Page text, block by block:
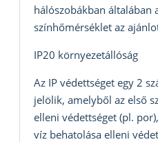
hálószobákban általában
színhőmérséklet az
IP20 környezetállóság
Az IP védettséget egy 2
jelölik, amelyből az első
elleni védettséget (pl.
víz behatolása elleni